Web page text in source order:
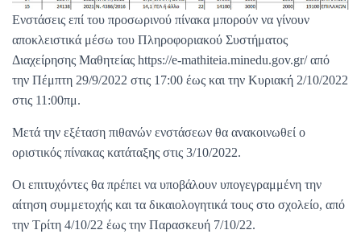
Ενστάσεις επί του προσωρινού πίνακα μπορούν να γίνουν
αποκλειστικά μέσω του Πληροφοριακού Συστήματος
Διαχείρησης Μαθητείας https://e-mathiteia.minedu.gov.gr/ από
την Πέμπτη 29/9/2022 στις 17:00 έως και την Κυριακή 2/10/2022
στις 11:00πμ.
Μετά την εξέταση πιθανών ενστάσεων θα ανακοινωθεί ο
οριστικός πίνακας κατάταξης στις 3/10/2022.
Οι επιτυχόντες θα πρέπει να υποβάλουν υπογεγραμμένη την
αίτηση συμμετοχής και τα δικαιολογητικά τους στο σχολείο, από
την Τρίτη 4/10/22 έως την Παρασκευή 7/10/22.